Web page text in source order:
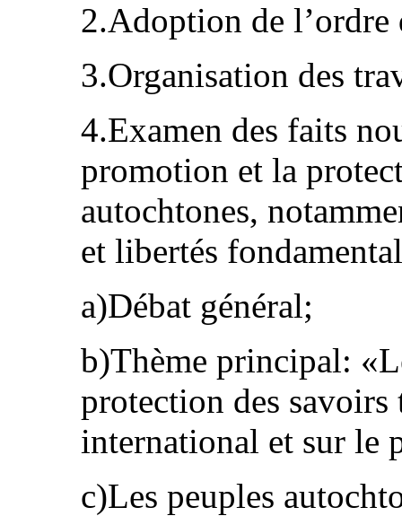
2.Adoption de l’ordre
3.Organisation des
4.Examen des faits
promotion et la
autochtones,
et libertés
a)Débat général;
b)Thème principal:
protection des
international et sur le
c)Les peuples